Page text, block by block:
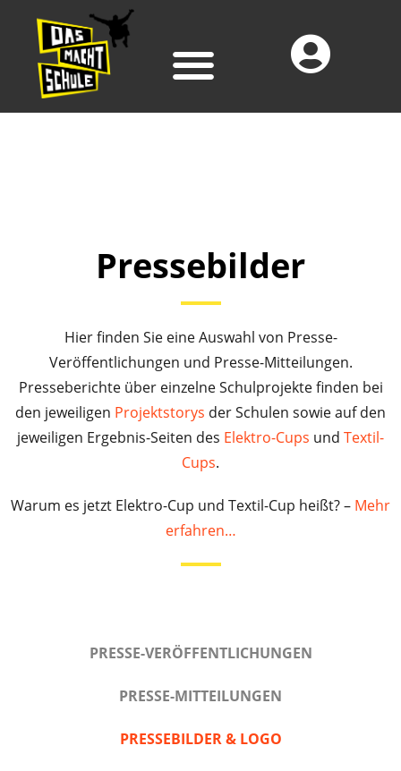
Pressebilder
Hier finden Sie eine Auswahl von Presse-
Veröffentlichungen und Presse-Mitteilungen.
Presseberichte über einzelne Schulprojekte finden bei
den jeweiligen Projektstorys der Schulen sowie auf den
jeweiligen Ergebnis-Seiten des Elektro-Cups und Textil-
Cups.
Warum es jetzt Elektro-Cup und Textil-Cup heißt? – Mehr
erfahren…
PRESSE-VERÖFFENTLICHUNGEN
PRESSE-MITTEILUNGEN
PRESSEBILDER & LOGO